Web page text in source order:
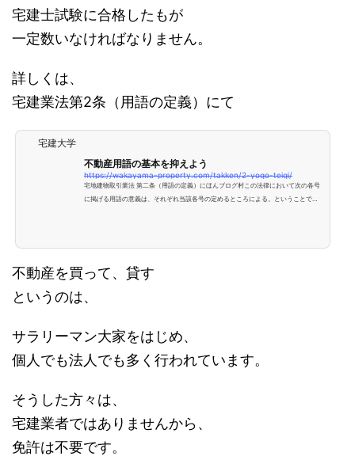
宅建士試験に合格したもが
一定数いなければなりません。
詳しくは、
宅建業法第2条（用語の定義）にて
宅建大学
不動産用語の基本を抑えよう
https://wakayama-property.com/takken/2-yogo-teigi/
宅地建物取引業法 第二条（用語の定義）にほんブログ村この法律において次の各号
に掲げる用語の意義は、それぞれ当該各号の定めるところによる。ということで、
地建物取引業というからには、まずは、「宅地」とは？...
不動産を買って、貸す
というのは、
サラリーマン大家をはじめ、
個人でも法人でも多く行われています。
そうした方々は、
宅建業者ではありませんから、
免許は不要です。